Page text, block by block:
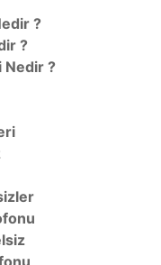
?
?
Nedir ?